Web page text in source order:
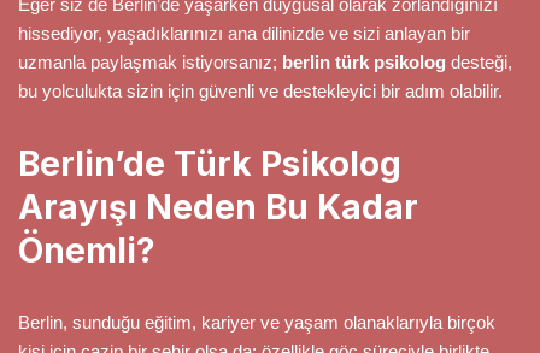
Eğer siz de Berlin’de yaşarken duygusal olarak zorlandığınızı
hissediyor, yaşadıklarınızı ana dilinizde ve sizi anlayan bir
uzmanla paylaşmak istiyorsanız; berlin türk psikolog desteği,
bu yolculukta sizin için güvenli ve destekleyici bir adım olabilir.
Berlin’de Türk Psikolog
Arayışı Neden Bu Kadar
Önemli?
Berlin, sunduğu eğitim, kariyer ve yaşam olanaklarıyla birçok